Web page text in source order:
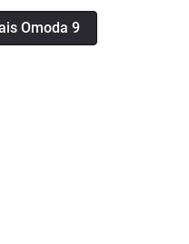
Omoda 9